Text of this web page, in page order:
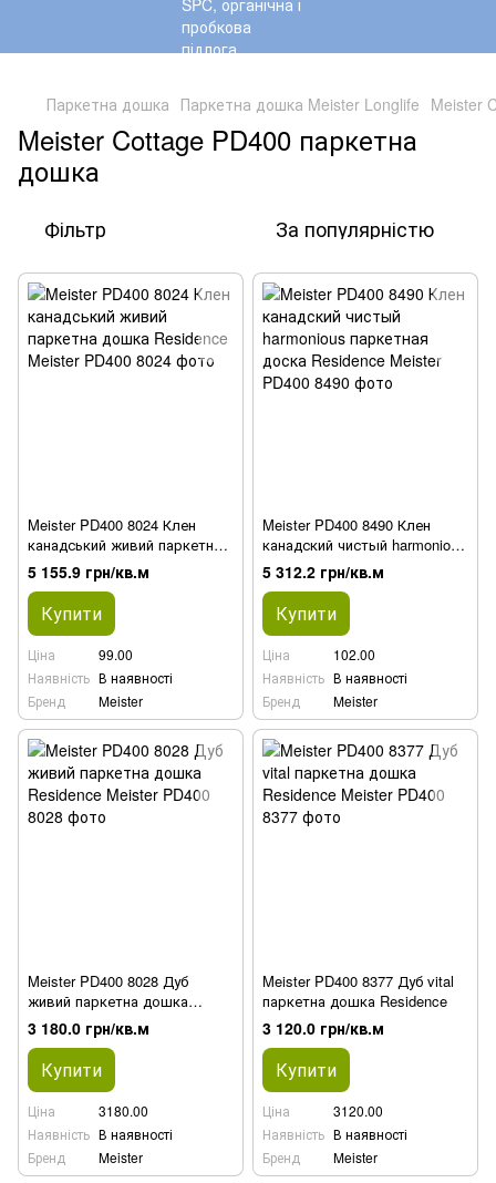
Паркетна дошка Паркетна дошка Meister Longlife Meister
Meister Cottage PD400 паркетна
дошка
Фільтр За популярністю
Meister PD400 8024 Клен
канадський живий паркетна
дошка Residence
5 155.9 грн/кв.м
Купити
Ціна
99.00
Наявність В наявності
Бренд
Meister
Meister PD400 8490 Клен
канадский чистый harmonious
паркетная доска Residence
5 312.2 грн/кв.м
Купити
Ціна
102.00
Наявність В наявності
Бренд
Meister
Meister PD400 8028 Дуб
живий паркетна дошка
Residence
3 180.0 грн/кв.м
Купити
Ціна
3180.00
Наявність В наявності
Бренд
Meister
Meister PD400 8377 Дуб vital
паркетна дошка Residence
3 120.0 грн/кв.м
Купити
Ціна
3120.00
Наявність В наявності
Бренд
Meister